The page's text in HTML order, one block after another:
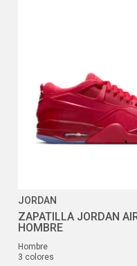
JORDAN
ZAPATILLA JORDAN
HOMBRE
hombre
3 colores